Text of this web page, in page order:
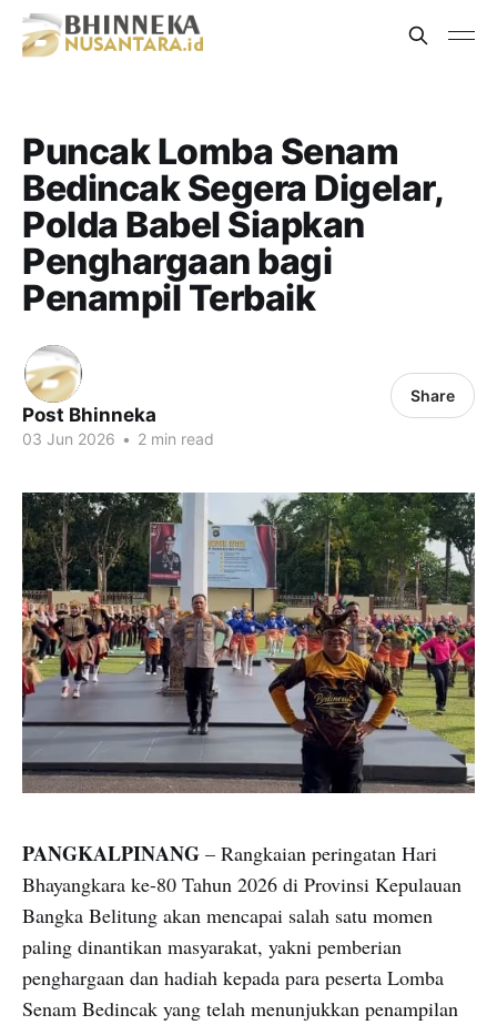
Puncak Lomba Senam
Bedincak Segera Digelar,
Polda Babel Siapkan
Penghargaan bagi
Penampil Terbaik
Post Bhinneka
03 Jun 2026 • 2 min read
Share
PANGKALPINANG – Rangkaian peringatan Hari
Bhayangkara ke-80 Tahun 2026 di Provinsi Kepulauan
Bangka Belitung akan mencapai salah satu momen
paling dinantikan masyarakat, yakni pemberian
penghargaan dan hadiah kepada para peserta Lomba
Senam Bedincak yang telah menunjukkan penampilan